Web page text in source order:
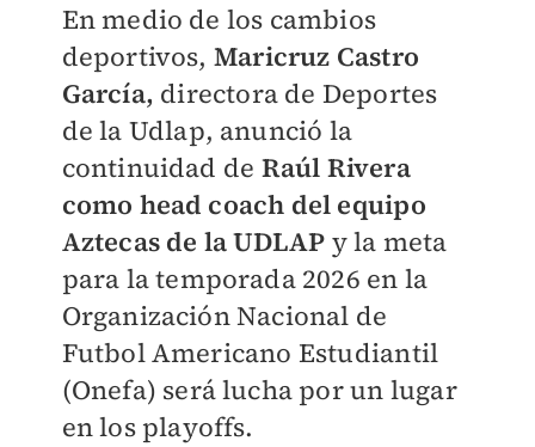
En medio de los cambios
deportivos, Maricruz Castro
García, directora de Deportes
de la Udlap, anunció la
continuidad de Raúl Rivera
como head coach del equipo
Aztecas de la UDLAP y la meta
para la temporada 2026 en la
Organización Nacional de
Futbol Americano Estudiantil
(Onefa) será lucha por un lugar
en los playoffs.